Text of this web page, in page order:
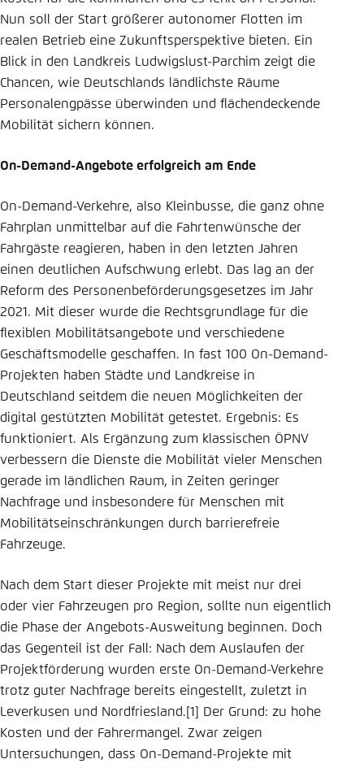
Nun soll der Start größerer autonomer Flotten im
realen Betrieb eine Zukunftsperspektive bieten. Ein
Blick in den Landkreis Ludwigslust-Parchim zeigt die
Chancen, wie Deutschlands ländlichste Räume
Personalengpässe überwinden und flächendeckende
Mobilität sichern können.
On-Demand-Angebote erfolgreich am Ende
On-Demand-Verkehre, also Kleinbusse, die ganz ohne
Fahrplan unmittelbar auf die Fahrtenwünsche der
Fahrgäste reagieren, haben in den letzten Jahren
einen deutlichen Aufschwung erlebt. Das lag an der
Reform des Personenbeförderungsgesetzes im Jahr
2021. Mit dieser wurde die Rechtsgrundlage für die
flexiblen Mobilitätsangebote und verschiedene
Geschäftsmodelle geschaffen. In fast 100 On-Demand-
Projekten haben Städte und Landkreise in
Deutschland seitdem die neuen Möglichkeiten der
digital gestützten Mobilität getestet. Ergebnis: Es
funktioniert. Als Ergänzung zum klassischen ÖPNV
verbessern die Dienste die Mobilität vieler Menschen
gerade im ländlichen Raum, in Zeiten geringer
Nachfrage und insbesondere für Menschen mit
Mobilitätseinschränkungen durch barrierefreie
Fahrzeuge.
Nach dem Start dieser Projekte mit meist nur drei
oder vier Fahrzeugen pro Region, sollte nun eigentlich
die Phase der Angebots-Ausweitung beginnen. Doch
das Gegenteil ist der Fall: Nach dem Auslaufen der
Projektförderung wurden erste On-Demand-Verkehre
trotz guter Nachfrage bereits eingestellt, zuletzt in
Leverkusen und Nordfriesland.[1] Der Grund: zu hohe
Kosten und der Fahrermangel. Zwar zeigen
Untersuchungen, dass On-Demand-Projekte mit
Einstellung für diese Webseite im Browser
speichern
Übernehmen